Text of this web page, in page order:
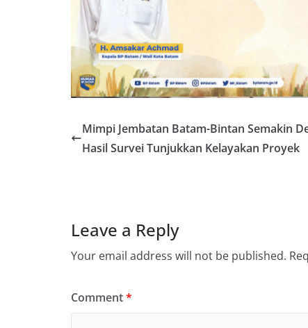
Mimpi Jembatan Batam-Bintan Semakin
Hasil Survei Tunjukkan Kelayakan Proyek
Leave a Reply
Your email address will not be published.
Comment*